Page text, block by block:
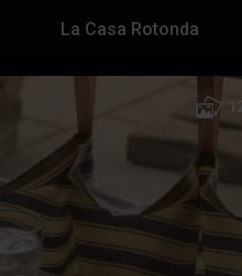
La Casa Rotonda